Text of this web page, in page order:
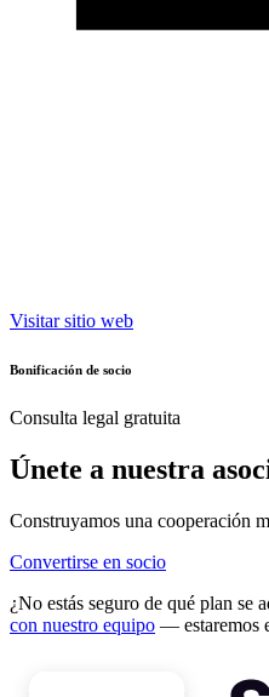
Visitar sitio web
Bonificación de socio
Consulta legal gratuita
Únete a nuestra
Construyamos una cooperación
Convertirse en socio
¿No estás seguro de qué plan se
con nuestro equipo — estaremos